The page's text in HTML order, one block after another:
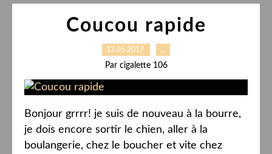
Coucou rapide
13.05.2017 …
Par cigalette 106
Bonjour grrrr! je suis de nouveau à la bourre,
je dois encore sortir le chien, aller à la
boulangerie, chez le boucher et vite chez